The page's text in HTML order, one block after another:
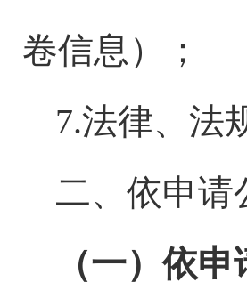
卷信息）；
7.法律、法
二、依申请
（一）依